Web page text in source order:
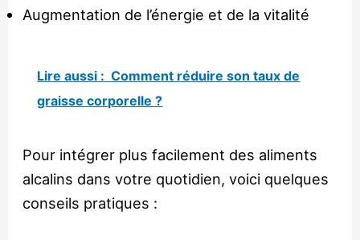
Augmentation de l’énergie et de la vitalité
Lire aussi : Comment réduire son taux de
graisse corporelle ?
Pour intégrer plus facilement des aliments
alcalins dans votre quotidien, voici quelques
conseils pratiques :